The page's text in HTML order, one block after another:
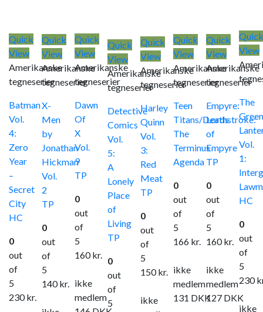
Quick
View
Amerikanske
tegneserier
Batman
Vol.
4:
Zero
Year
–
Secret
City
HC
0
out
of
5
230kr.
Quick
View
Amerikanske
tegneserier
X-
Men
by
Jonathan
Hickman
Vol.
2
TP
0
out
of
5
140kr.
Quick
View
Amerikanske
tegneserier
Dawn
Of
X
Vol.
9
TP
0
out
of
5
160kr.
ikke
medlem
Quick
View
Amerikanske
tegneserier
Detective
Comics
Vol.
5:
A
Lonely
Place
of
Living
TP
0
out
of
5
Quick
View
Amerikanske
tegneserier
Harley
Quinn
Vol.
3:
Red
Meat
TP
0
out
of
5
150kr.
ikke
Quick
View
Amerikanske
tegneserier
Teen
Titans/Deathstroke:
The
Terminus
Agenda
0
out
of
5
166 kr.
ikke
medlem
131 DKK
Quick
View
Amerikanske
tegneserier
Empyre:
Lords
of
Empyre
TP
0
out
of
5
160kr.
ikke
medlem
127 DKK
Quick
View
The
Green
Vol.
1:
HC
0
out
of
5
230
ikke